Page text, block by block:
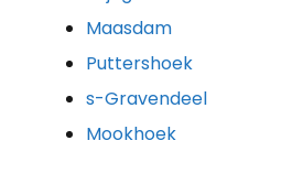
Maasdam
Puttershoek
s-Gravendeel
Mookhoek